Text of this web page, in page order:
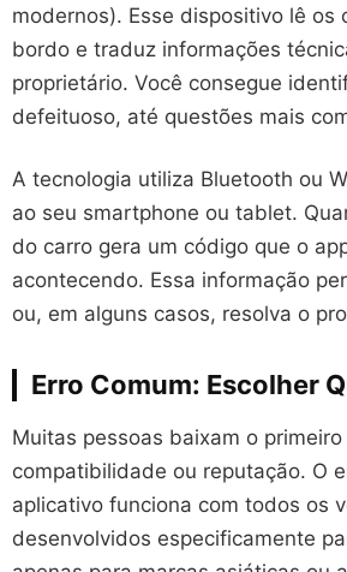
modernos). Esse dispositivo lê
bordo e traduz informações
proprietário. Você consegue
defeituoso, até questões mais
A tecnologia utiliza Bluetooth ou
ao seu smartphone ou tablet.
do carro gera um código que o
acontecendo. Essa informação
ou, em alguns casos, resolva o
Erro Comum: Escolher
Muitas pessoas baixam o
compatibilidade ou reputação. O
aplicativo funciona com todos os
desenvolvidos especificamente